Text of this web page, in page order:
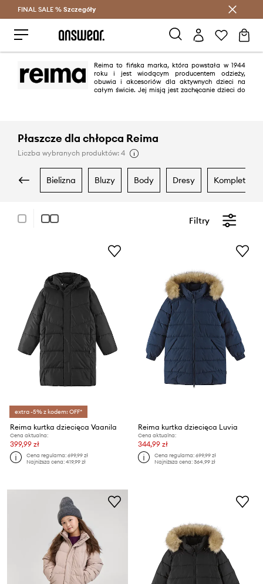
Oszczędzaj z Answear Club >
FINAL SALE % Szczegóły
Reima to fińska marka, która powstała w 1944
roku i jest wiodącym producentem odzieży,
obuwia i akcesoriów dla aktywnych dzieci na
całym świcie. Jej misją jest zachęcanie dzieci do
rozwój, funkcjonalność, bezpieczeństwo i oryginalny, fiński design.
Płaszcze dla chłopca Reima
Liczba wybranych produktów: 4
bielizna bluzy body dresy komplety
Filtry
extra -5% z kodem: OFF*
Reima kurtka dziecięca Vaanila
Cena aktualna:
399,99 zł
Cena regularna:699,99 zł
Najniższa cena:419,99 zł
Reima kurtka dziecięca Luvia
Cena aktualna:
344,99 zł
Cena regularna:699,99 zł
Najniższa cena:364,99 zł